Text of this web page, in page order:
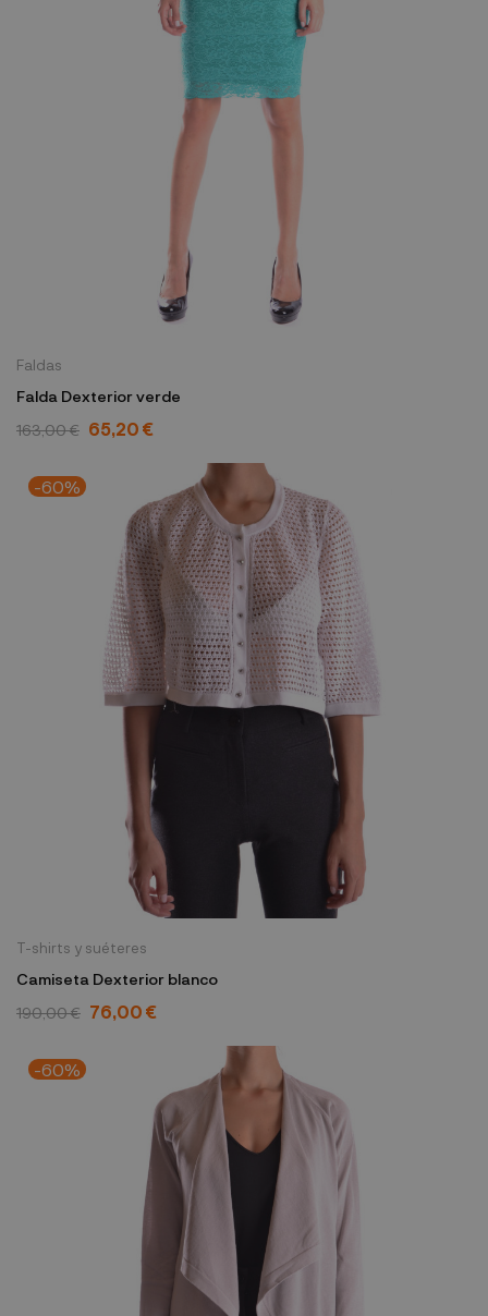
Faldas
Falda Dexterior verde
163,00 € 65,20 €
-60%
T-shirts y suéteres
Camiseta Dexterior blanco
190,00 € 76,00 €
-60%